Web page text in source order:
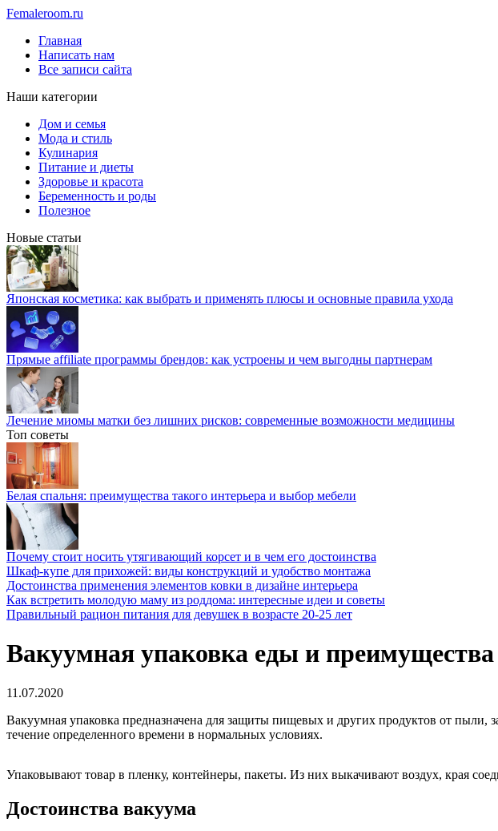
Femaleroom.ru
Главная
Написать нам
Все записи сайта
Наши категории
Дом и семья
Мода и стиль
Кулинария
Питание и диеты
Здоровье и красота
Беременность и роды
Полезное
Новые статьи
Японская косметика: как выбрать и применять плюсы и основные правила ухода
Прямые affiliate программы брендов: как устроены и чем выгодны партнерам
Лечение миомы матки без лишних рисков: современные возможности медицины
Топ советы
Белая спальня: преимущества такого интерьера и выбор мебели
Почему стоит носить утягивающий корсет и в чем его достоинства
Шкаф-купе для прихожей: виды конструкций и удобство монтажа
Достоинства применения элементов ковки в дизайне интерьера
Как встретить молодую маму из роддома: интересные идеи и советы
Правильный рацион питания для девушек в возрасте 20-25 лет
Вакуумная упаковка еды и преимущества
11.07.2020
Вакуумная упаковка предназначена для защиты пищевых и других продуктов от пыли,
течение определенного времени в нормальных условиях.
Упаковывают товар в пленку, контейнеры, пакеты. Из них выкачивают воздух, края
Достоинства вакуума